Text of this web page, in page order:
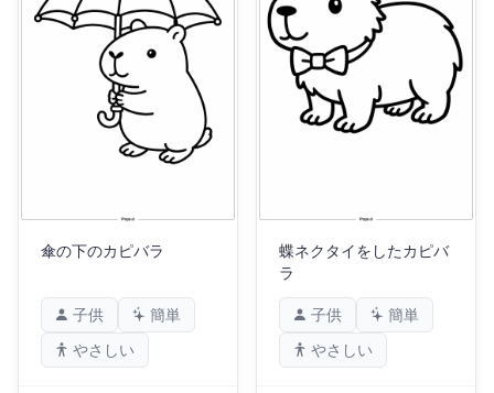
傘の下のカピバラ
子供
簡単
やさしい
蝶ネクタイをしたカピバ
ラ
子供
簡単
やさしい